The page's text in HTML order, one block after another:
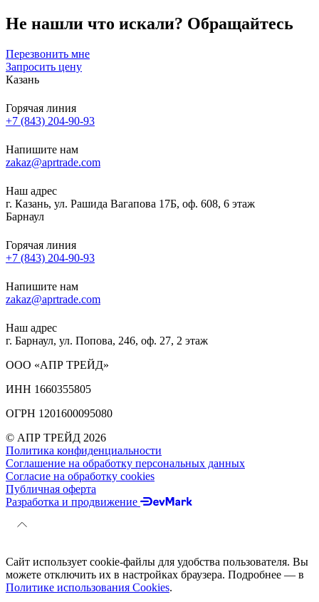
Не нашли что искали? Обращайтесь
Перезвонить мне
Запросить цену
Казань
Горячая линия
+7 (843) 204-90-93
Напишите нам
zakaz@aprtrade.com
Наш адрес
г. Казань, ул. Рашида Вагапова 17Б, оф. 608, 6 этаж
Барнаул
Горячая линия
+7 (843) 204-90-93
Напишите нам
zakaz@aprtrade.com
Наш адрес
г. Барнаул, ул. Попова, 246, оф. 27, 2 этаж
ООО «АПР ТРЕЙД»
ИНН 1660355805
ОГРН 1201600095080
© АПР ТРЕЙД 2026
Политика конфиденциальности
Соглашение на обработку персональных данных
Согласие на обработку cookies
Публичная оферта
Разработка и продвижение
Сайт использует cookie-файлы для удобства пользователя. Вы
можете отключить их в настройках браузера. Подробнее — в
Политике использования Cookies.